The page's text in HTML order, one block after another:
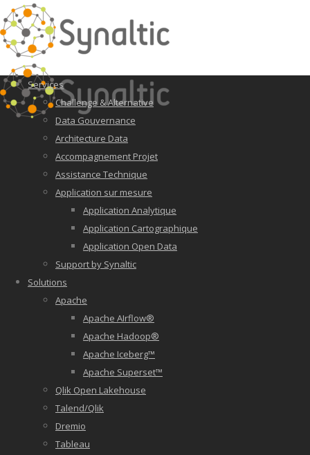
Services
Challenge & Alternative
Data Gouvernance
Architecture Data
Accompagnement Projet
Assistance Technique
Application sur mesure
Application Analytique
Application Cartographique
Application Open Data
Support by Synaltic
Solutions
Apache
Apache AIrflow®
Apache Hadoop®
Apache Iceberg™
Apache Superset™
Qlik Open Lakehouse
Talend/Qlik
Dremio
Tableau